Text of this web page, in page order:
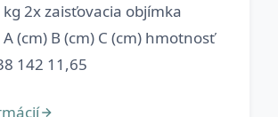
2x zaisťovacia objímka
(cm) B (cm) C (cm) hmotnosť